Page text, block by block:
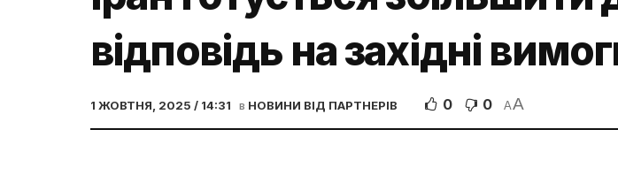
відповідь на західні
1 ЖОВТНЯ, 2025 / 14:31 в НОВИНИ ВІД ПАРТНЕРІВ 0 0 AA